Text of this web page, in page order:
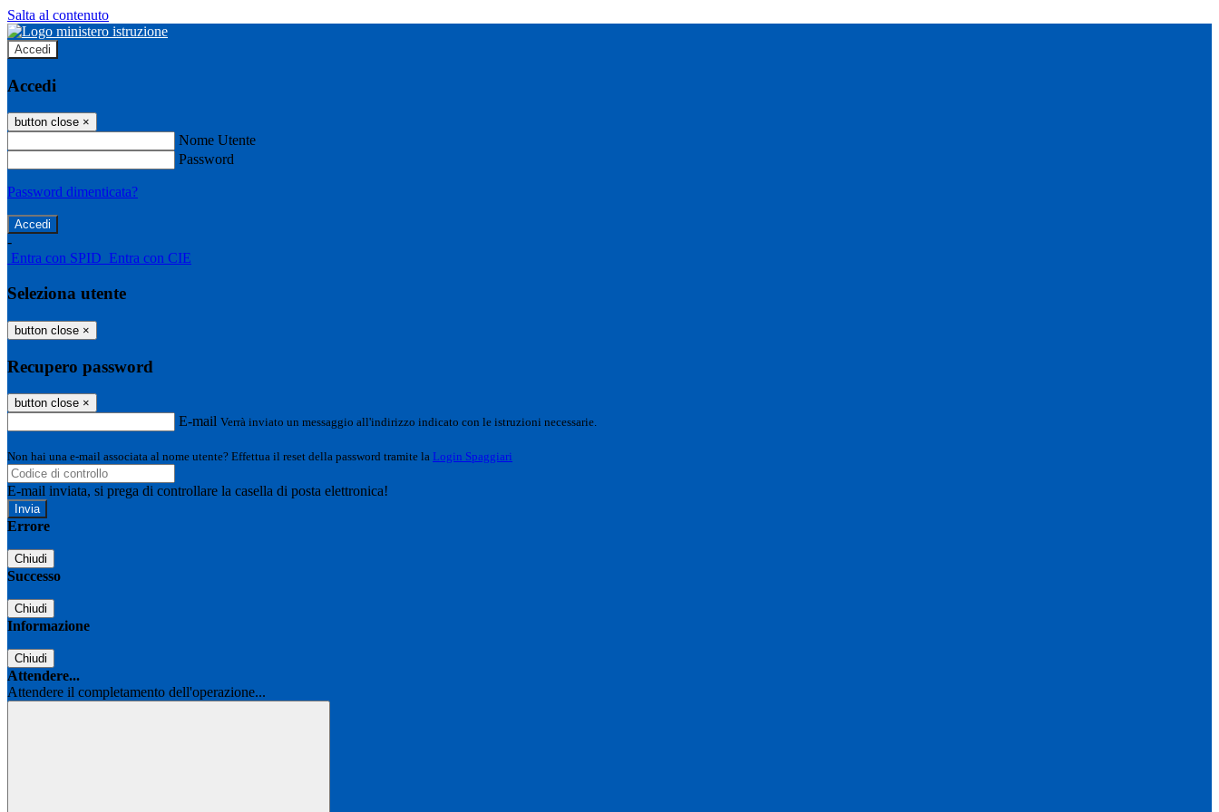
Salta al contenuto
Accedi
Accedi
button close ×
Nome Utente
Password
Password dimenticata?
-
Entra con SPID Entra con CIE
Seleziona utente
button close ×
Recupero password
button close ×
E-mail Verrà inviato un messaggio all'indirizzo indicato con le istruzioni necessarie.
Non hai una e-mail associata al nome utente? Effettua il reset della password tramite la Login Spaggiari
E-mail inviata, si prega di controllare la casella di posta elettronica!
Errore
Chiudi
Successo
Chiudi
Informazione
Chiudi
Attendere...
Attendere il completamento dell'operazione...